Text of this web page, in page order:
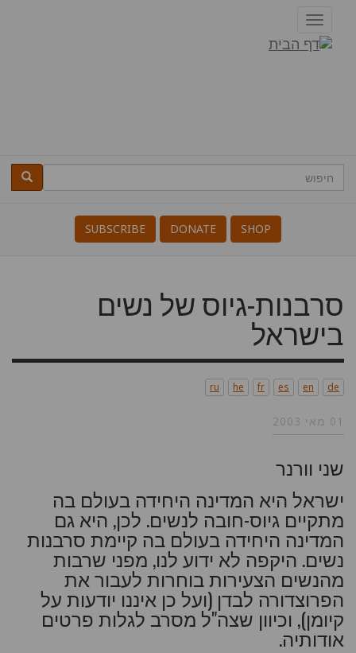
לתוכן
העיקרידרופל
Toggle
navigation
Search
חיפוש חיפוש
SHOP
DONATE
SUBSCRIBE
סרבנות-גיוס של נשים
בישראל
de
en
es
fr
he
ru
01 מאי 2003
שני וורנר
ישראל היא המדינה היחידה בעולם בה
מתקיים גיוס-חובה לנשים. לכן, היא גם
המדינה היחידה בעולם בה קיימת סרבנות
נשים. היקפה לא ידוע לנו, מפני שרבות
מהנשים הצעירות בוחרות לעבור את
הפרוצדורה לבדן (ועל כן איננו יודעות על
קיומן), וכיוון שצה"ל מסרב לגלות פרטים
אודותיה.